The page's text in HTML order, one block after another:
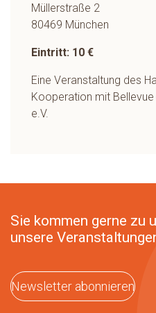
Müllerstraße 2
80469 München
Eintritt: 10 €
Eine Veranstaltung des
Kooperation mit
e.V.
Sie kommen gerne zu
unsere
Newsletter abonnieren